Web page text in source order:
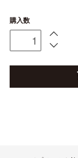
購入数